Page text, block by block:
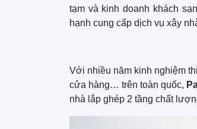
tạm và kinh doanh khách
hạnh cung cấp dịch vụ xây
Với nhiều năm kinh nghiệm
cửa hàng… trên toàn quốc,
nhà lắp ghép 2 tầng chất